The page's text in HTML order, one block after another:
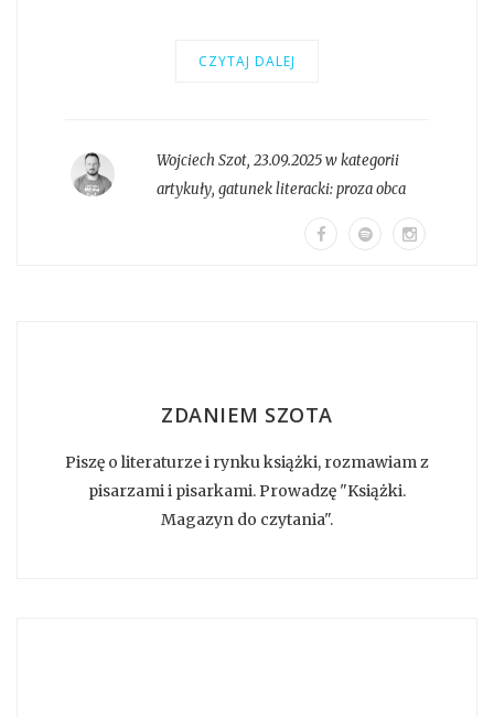
CZYTAJ DALEJ
Wojciech Szot, 23.09.2025 w kategorii
artykuły, gatunek literacki:proza obca
ZDANIEM SZOTA
Piszę o literaturze i rynku książki, rozmawiam z
pisarzami i pisarkami. Prowadzę "Książki.
Magazyn do czytania".